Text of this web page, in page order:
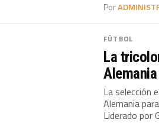
Por
FÚTBOL
La
Alemania
La selección
Alemania
Liderado por